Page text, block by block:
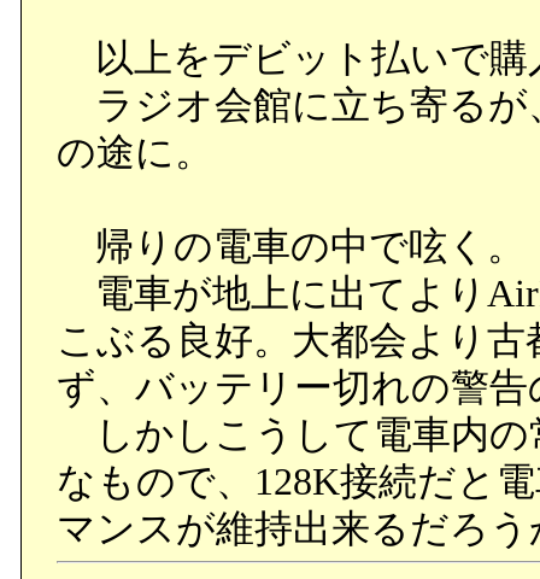
以上をデビット払いで購
ラジオ会館に立ち寄るが
の途に。
帰りの電車の中で呟く。
電車が地上に出てより
こぶる良好。大都会より
ず、バッテリー切れの警
しかしこうして電車内の
なもので、128K接続だと
マンスが維持出来るだろ